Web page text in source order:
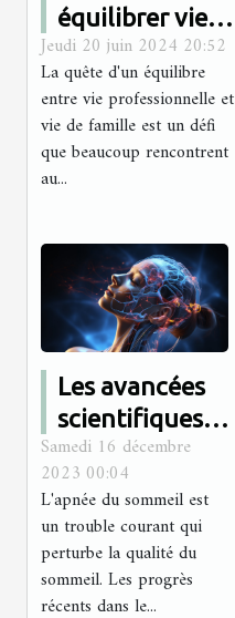
équilibrer vie
professionnelle
et vie de
famille :
stratégies et
astuces
Jeudi 20 juin 2024 20:52
La quête d'un équilibre
entre vie professionnelle et
vie de famille est un défi
que beaucoup rencontrent
au...
Les avancées
scientifiques
dans le
traitement de
l'apnée du
sommeil
Samedi 16 décembre
2023 00:04
L'apnée du sommeil est
un trouble courant qui
perturbe la qualité du
sommeil. Les progrès
récents dans le...